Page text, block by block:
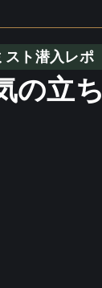
スト潜入レポ
の立ち